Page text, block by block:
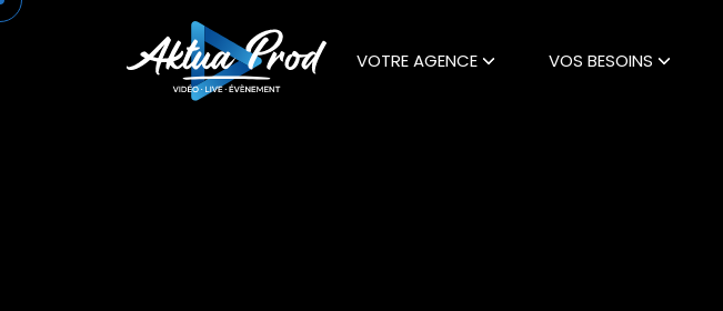
VOTRE AGENCE VOS BESOINS